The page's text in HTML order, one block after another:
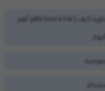
يلا كورة لايف | yalla koora live أهم